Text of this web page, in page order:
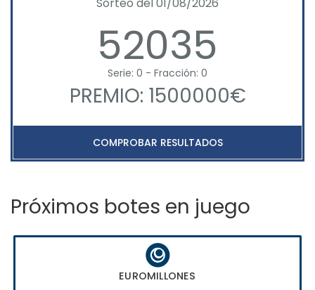
Sorteo del 01/08/2026
52035
Serie: 0 - Fracción: 0
PREMIO: 1500000€
COMPROBAR RESULTADOS
Próximos botes en juego
EUROMILLONES